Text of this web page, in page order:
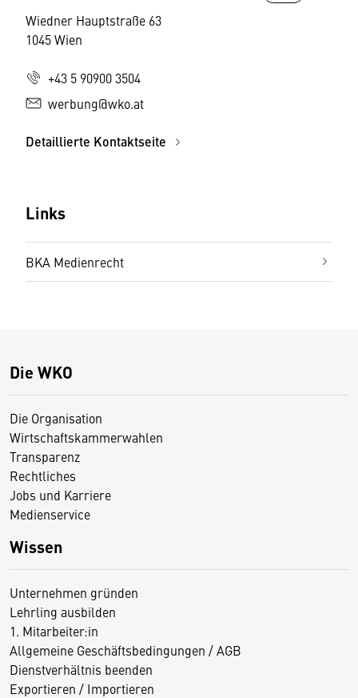
Wiedner Hauptstraße 63
1045 Wien
+43 5 90900 3504
werbung@wko.at
Detaillierte Kontaktseite
Links
BKA Medienrecht
Die WKO
Die Organisation
Wirtschaftskammerwahlen
Transparenz
Rechtliches
Jobs und Karriere
Medienservice
Wissen
Unternehmen gründen
Lehrling ausbilden
1. Mitarbeiter:in
Allgemeine Geschäftsbedingungen / AGB
Dienstverhältnis beenden
Exportieren / Importieren